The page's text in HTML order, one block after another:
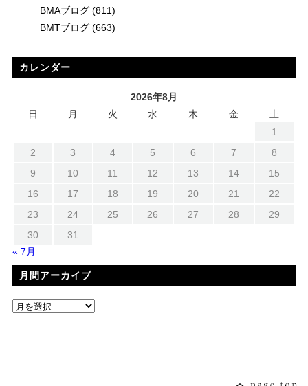
BMAブログ(811)
BMTブログ(663)
カレンダー
2026年8月
日
月 火 水 木 金
土
1
2
3 4 5 6 7
8
9
10 11 12 13 14
15
16
17 18 19 20 21
22
23
24 25 26 27 28
29
30
31
« 7月
月間アーカイブ